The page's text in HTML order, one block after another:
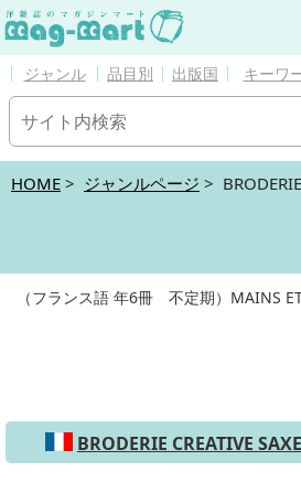
ジャンル 品目別 出版国 キーワ
HOME > ジャンルページ >
（フランス語 年6冊 不定期）MAINS
BRODERIE CREATIVE